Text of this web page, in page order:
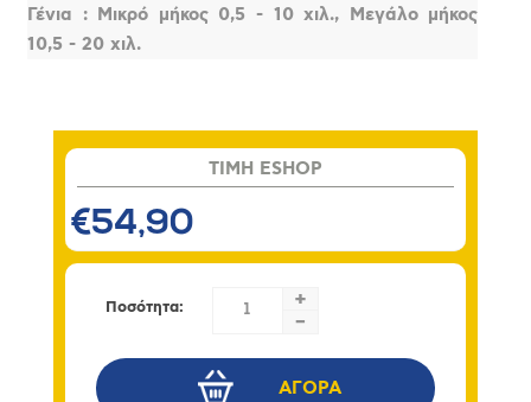
Γένια : Μικρό μήκος 0,5 - 10 χιλ., Μεγάλο μήκος
10,5 - 20 χιλ.
TIMH ESHOP
€54,90
Ποσότητα:
+
-